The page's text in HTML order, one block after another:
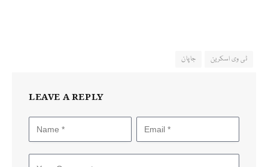
ٹی وی اسکرین جاپان
LEAVE A REPLY